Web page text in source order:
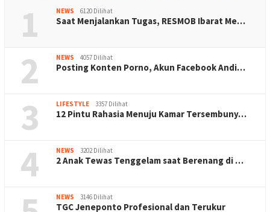
1 NEWS 6120 Dilihat
Saat Menjalankan Tugas, RESMOB Ibarat Me…
2 NEWS 4057 Dilihat
Posting Konten Porno, Akun Facebook Andi…
3 LIFESTYLE 3357 Dilihat
12 Pintu Rahasia Menuju Kamar Tersembuny…
4 NEWS 3202 Dilihat
2 Anak Tewas Tenggelam saat Berenang di …
NEWS 3146 Dilihat
TGC Jeneponto Profesional dan Terukur